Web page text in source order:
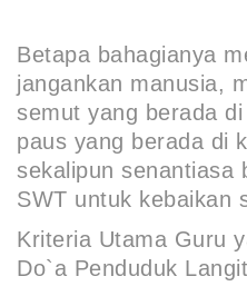
Betapa bahagianya
jangankan manusia,
semut yang berada
paus yang berada di
sekalipun senantiasa
SWT untuk kebaikan
Kriteria Utama Guru
Do`a Penduduk